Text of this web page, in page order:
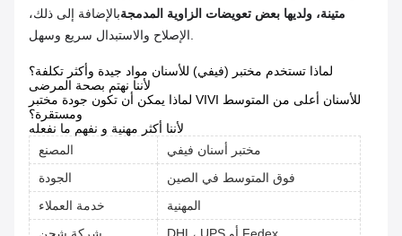
متينة، ولديها بعض تعويضات الزاوية المدمجةبالإضافة إلى ذلك،
لماذا تستخدم مختبر (فيفي) للأسنان مواد جيدة وأكثر تكلفة؟
لأننا نهتم بصحة المرضى
لماذا يمكن أن تكون جودة مختبر VIVI للأسنان أعلى من المتوسط
ومستقرة؟
لأننا أكثر مهنية و نفهم ما نفعله
المصنع
مختبر أسنان فيفي
الجودة
فوق المتوسط في الصين
خدمة العملاء
المهنية